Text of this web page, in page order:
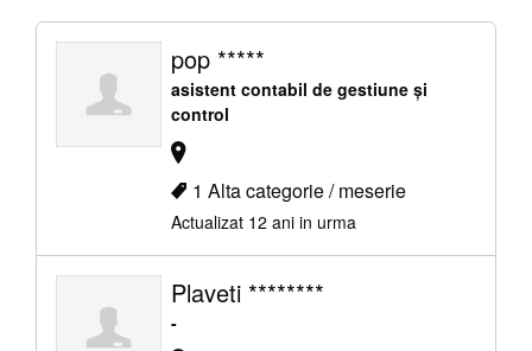
pop *****
asistent contabil de gestiune și
control
1 Alta categorie / meserie
Actualizat 12 ani in urma
Plaveti ********
-